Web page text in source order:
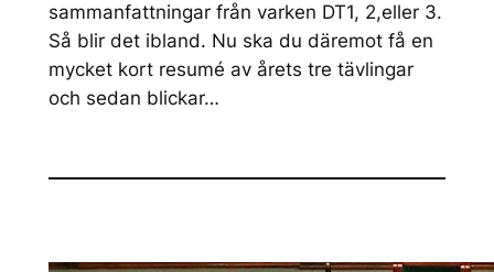
sammanfattningar från varken DT1, 2,eller 3.
Så blir det ibland. Nu ska du däremot få en
mycket kort resumé av årets tre tävlingar
och sedan blickar…